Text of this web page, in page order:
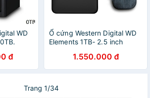
WD
đ
Ổ cứng Western Digital WD
Elements 1TB- 2.5 inch
1.550.000 đ
Trang 1/34